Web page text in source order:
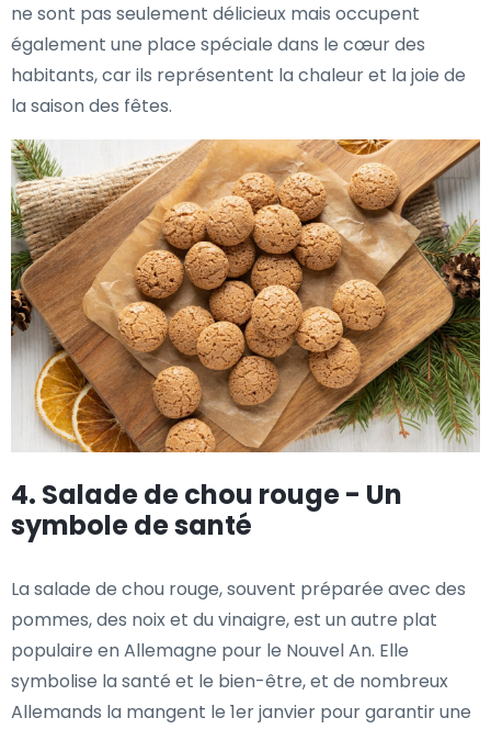
ne sont pas seulement délicieux mais occupent
également une place spéciale dans le cœur des
habitants, car ils représentent la chaleur et la joie de
la saison des fêtes.
4. Salade de chou rouge - Un
symbole de santé
La salade de chou rouge, souvent préparée avec des
pommes, des noix et du vinaigre, est un autre plat
populaire en Allemagne pour le Nouvel An. Elle
symbolise la santé et le bien-être, et de nombreux
Allemands la mangent le 1er janvier pour garantir une